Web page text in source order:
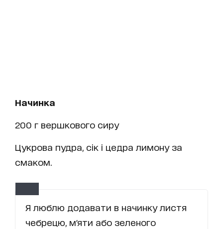
Начинка
200 г вершкового сиру
Цукрова пудра, сік і цедра лимону за
смаком.
Я люблю додавати в начинку листя
чебрецю, м'яти або зеленого